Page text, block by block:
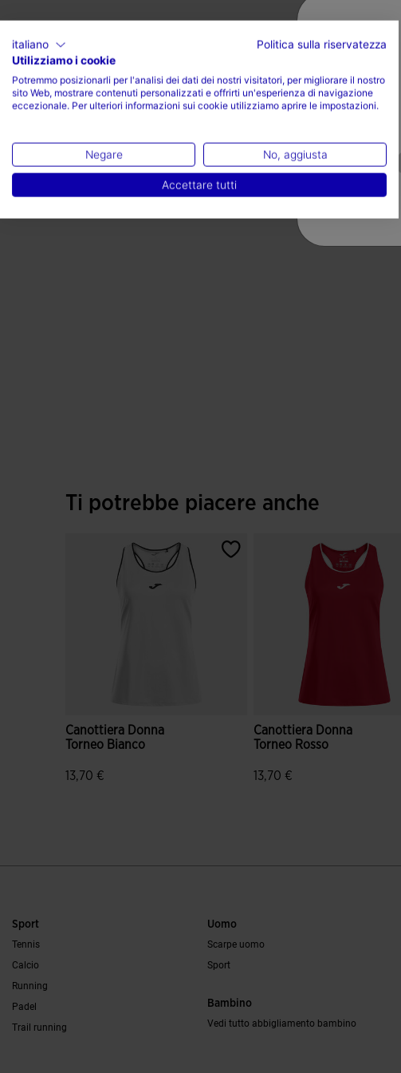
Valoraciones (1)
Ti potrebbe piacere anche
Canottiera Donna
Torneo Bianco
13,70 €
Canottiera Donna
Torneo Rosso
13,70 €
Sport
Tennis
Calcio
Running
Padel
Trail running
Uomo
Scarpe uomo
Sport
Bambino
Vedi tutto abbigliamento bambino
italiano
Politica sulla riservatezza
Utilizziamo i cookie
Potremmo posizionarli per l'analisi dei dati dei nostri visitatori, per migliorare il nostro
sito Web, mostrare contenuti personalizzati e offrirti un'esperienza di navigazione
eccezionale. Per ulteriori informazioni sui cookie utilizziamo aprire le impostazioni.
Negare No, aggiusta
Accettare tutti